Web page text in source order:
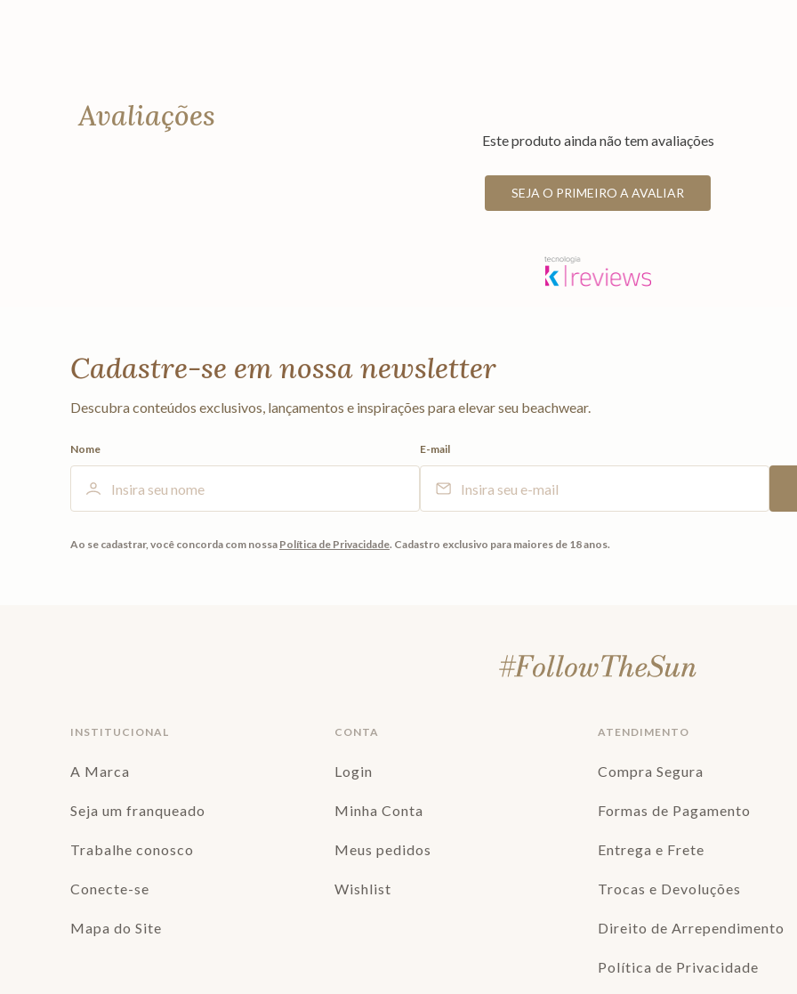
Avaliações
Este produto ainda não tem avaliações
SEJA O PRIMEIRO A AVALIAR
Cadastre-se em nossa newsletter
Descubra conteúdos exclusivos, lançamentos e inspirações para elevar seu beachwear.
Nome E-mail
Ao se cadastrar, você concorda com nossa Política de Privacidade. Cadastro exclusivo para maiores de 18 anos.
INSTITUCIONAL
A Marca
Seja um franqueado
Trabalhe conosco
Conecte-se
Mapa do Site
CONTA
Login
Minha Conta
Meus pedidos
Wishlist
ATENDIMENTO
Compra Segura
Formas de Pagamento
Entrega e Frete
Trocas e Devoluções
Direito de Arrependimento
Política de Privacidade